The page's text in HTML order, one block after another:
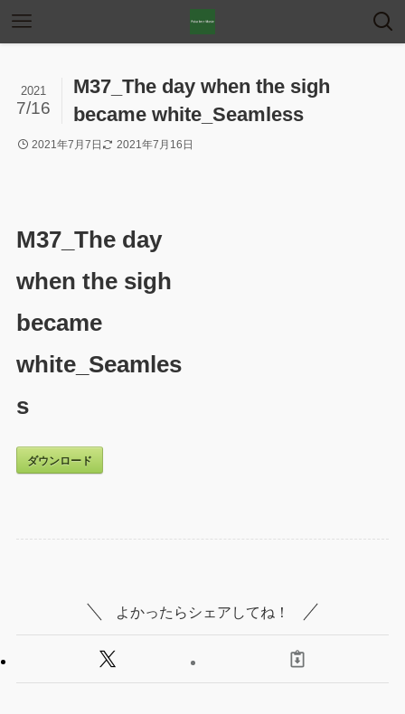
M37_The day when the sigh
became white_Seamless
2021
7/16
2021年7月7日 2021年7月16日
M37_The day
when the sigh
became
white_Seamles
s
ダウンロード
よかったらシェアしてね！